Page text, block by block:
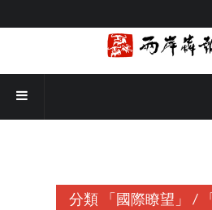
分類 「國際瞭望」 /